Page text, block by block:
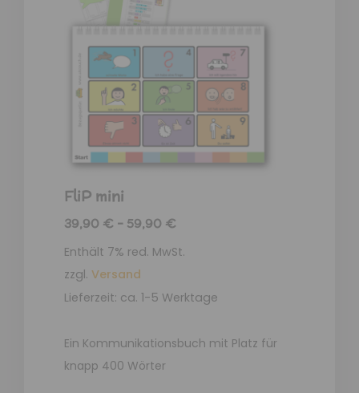
FliP mini
39,90 € – 59,90 €
Enthält 7% red. MwSt.
zzgl. Versand
Lieferzeit: ca. 1-5 Werktage
Ein Kommunikationsbuch mit Platz für
knapp 400 Wörter